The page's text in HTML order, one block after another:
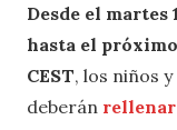
Desde el martes
hasta el
CEST, los niños
deberán